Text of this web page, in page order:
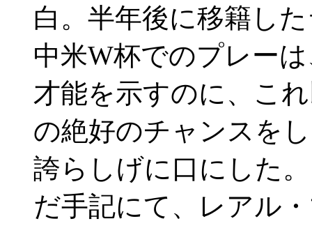
白。半年後に移籍し
中米W杯でのプレー
才能を示すのに、こ
の絶好のチャンスを
誇らしげに口にした
だ手記にて、レアル